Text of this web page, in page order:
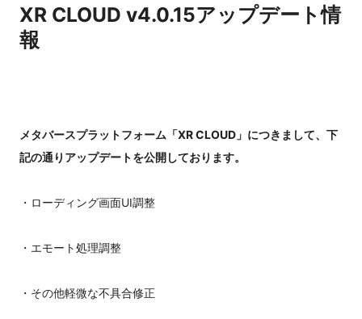
XR CLOUD v4.0.15アップデート情
報
メタバースプラットフォーム「XR CLOUD」につきまして、下
記の通りアップデートを公開しております。
・ローディング画面UI調整
・エモート処理調整
・その他軽微な不具合修正